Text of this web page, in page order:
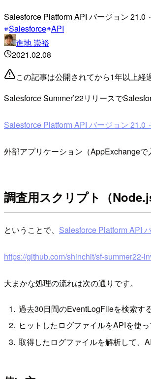
Salesforce Platform API バージョン 21.0
Salesforce API
進地 崇裕
2021.02.08
この記事は公開されてから1年以上経
Salesforce Summer’22リリースで
Salesforce Platform API バージョン 21.0
外部アプリケーション（AppExchange
調査用スクリプト（
ということで、 Salesforce Platform API
https://github.com/shinchit/sf-summer22-
大まかな処理の流れは次の通りです。
過去30日間のEventLogFileを検索す
ヒットしたログファイルをAPIを使
取得したログファイルを解析して、